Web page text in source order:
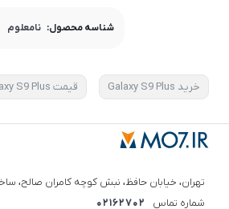
شناسه محصول: نامعلوم
خرید Galaxy S9 Plus قیمت Galaxy S9 Plus
تهران، خیابان حافظ، نبش کوچه کامران صالح، ساختمان
شماره تماس
02162702